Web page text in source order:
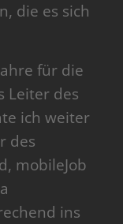
die es sich
für die
Leiter des
ich weiter
des
mobileJob
ins